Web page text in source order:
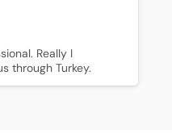
Really I
through Turkey.